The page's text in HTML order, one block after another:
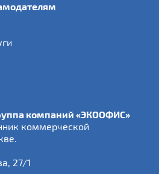
компаний «ЭКООФИС»
коммерческой
27/1